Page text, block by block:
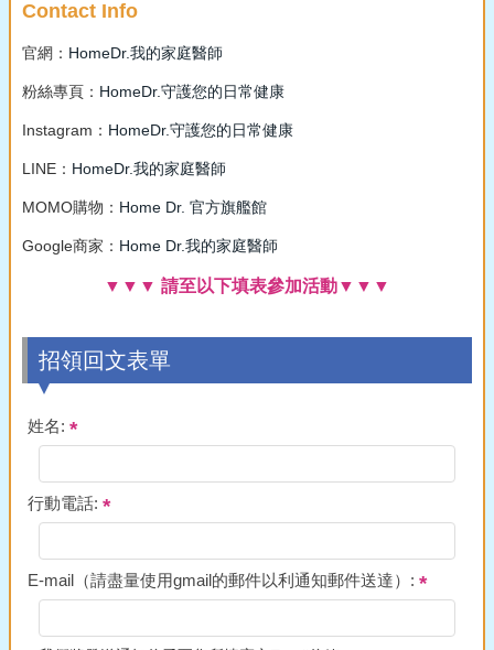
Contact Info
官網： HomeDr.我的家庭醫師
粉絲專頁： HomeDr.守護您的日常健康
Instagram： HomeDr.守護您的日常健康
LINE： HomeDr.我的家庭醫師
MOMO購物： Home Dr. 官方旗艦館
Google商家： Home Dr.我的家庭醫師
▼▼▼ 請至以下填表參加活動▼▼▼
招領回文表單
姓名:
行動電話:
E-mail（請盡量使用gmail的郵件以利通知郵件送達）: